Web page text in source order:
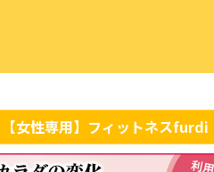
【女性専用】フィットネスfurdi